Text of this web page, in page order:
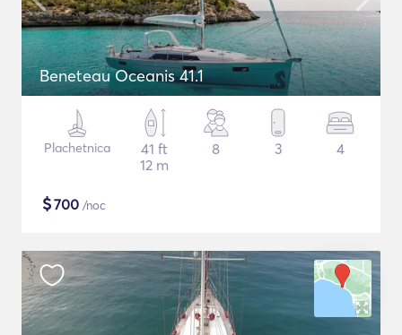
Beneteau Oceanis 41.1
Plachetnica
41 ft
12 m
8 3 4
$700 /noc